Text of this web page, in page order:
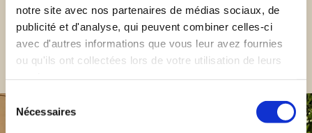
notre site avec nos partenaires de médias sociaux, de
publicité et d'analyse, qui peuvent combiner celles-ci
avec d'autres informations que vous leur avez fournies
ou qu'ils ont collectées lors de votre utilisation de leurs
Sélection
Nécessaires
Horaires de contact:
Du mardi au samedi
De 9h à 19h
Fermé dimanche & lundi